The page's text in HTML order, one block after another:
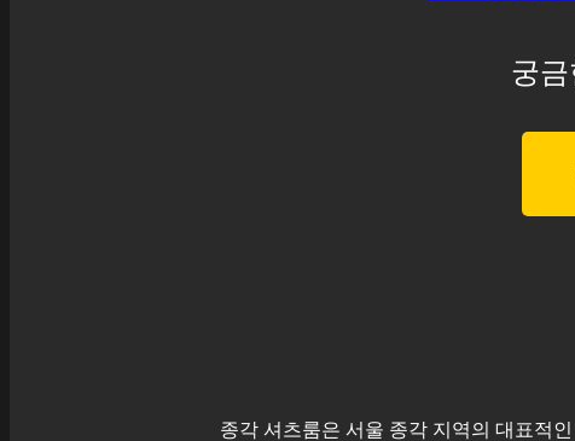
궁
종각 셔츠룸은 서울 종각 지역의 대표적